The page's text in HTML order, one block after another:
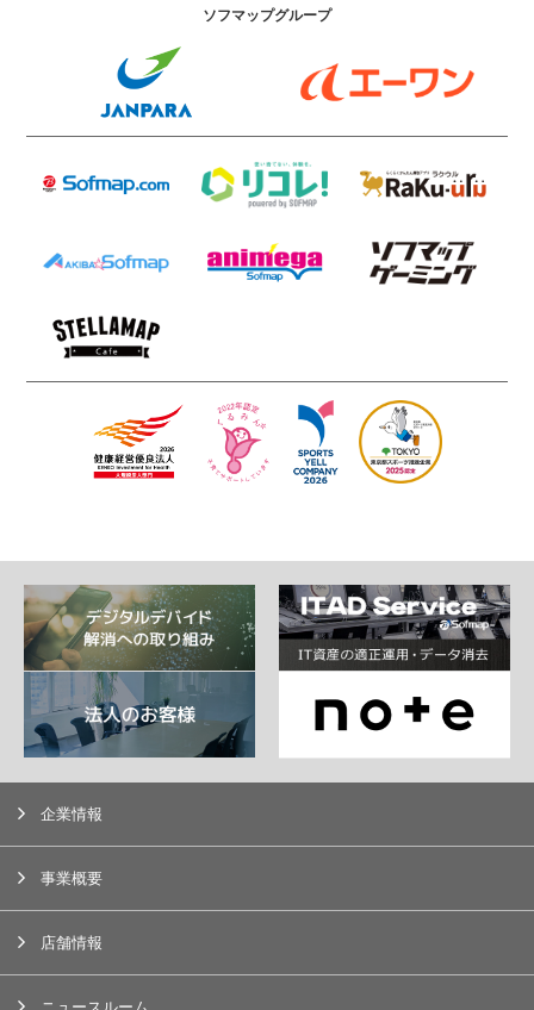
ソフマップグループ
企業情報
事業概要
店舗情報